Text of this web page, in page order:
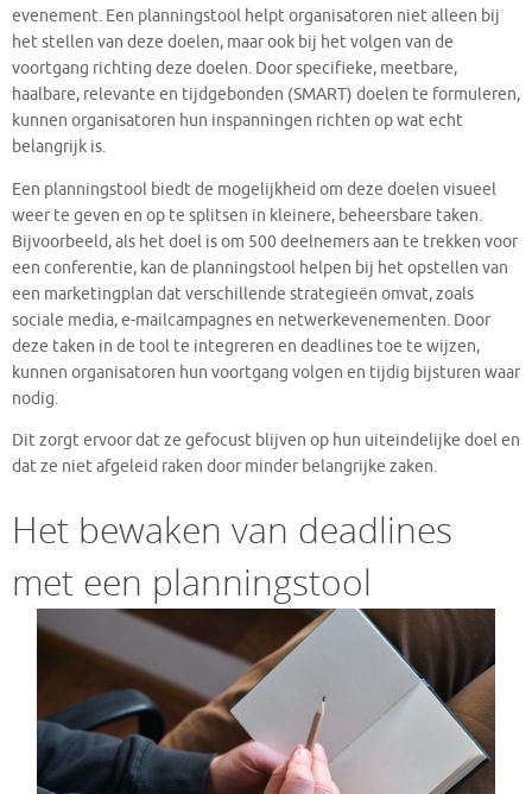
evenement. Een planningstool helpt organisatoren niet alleen bij
het stellen van deze doelen, maar ook bij het volgen van de
voortgang richting deze doelen. Door specifieke, meetbare,
haalbare, relevante en tijdgebonden (SMART) doelen te formuleren,
kunnen organisatoren hun inspanningen richten op wat echt
belangrijk is.
Een planningstool biedt de mogelijkheid om deze doelen visueel
weer te geven en op te splitsen in kleinere, beheersbare taken.
Bijvoorbeeld, als het doel is om 500 deelnemers aan te trekken voor
een conferentie, kan de planningstool helpen bij het opstellen van
een marketingplan dat verschillende strategieën omvat, zoals
sociale media, e-mailcampagnes en netwerkevenementen. Door
deze taken in de tool te integreren en deadlines toe te wijzen,
kunnen organisatoren hun voortgang volgen en tijdig bijsturen waar
nodig.
Dit zorgt ervoor dat ze gefocust blijven op hun uiteindelijke doel en
dat ze niet afgeleid raken door minder belangrijke zaken.
Het bewaken van deadlines
met een planningstool